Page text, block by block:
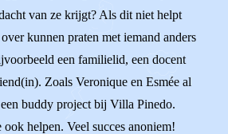
van ze krijgt? Als dit niet helpt
kunnen praten met iemand anders
een familielid, een docent
Zoals Veronique en Esmée al
buddy project bij Villa Pinedo.
helpen. Veel succes anoniem!